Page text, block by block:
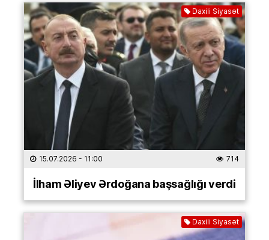
Daxili Siyasət
15.07.2026 - 11:00 714
İlham Əliyev Ərdoğana başsağlığı verdi
Daxili Siyasət